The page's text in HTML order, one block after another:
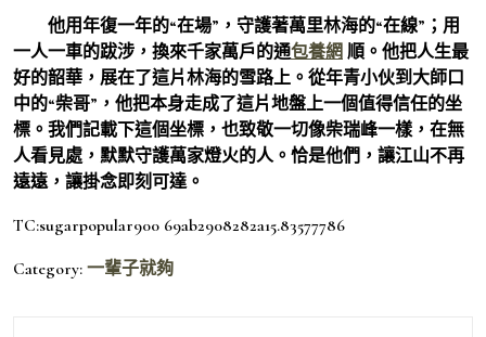
他用年復一年的“在場”，守護著萬里林海的“在線”；用
一人一車的跋涉，換來千家萬戶的通包養網 順。他把人生最
好的韶華，展在了這片林海的雪路上。從年青小伙到大師口
中的“柴哥”，他把本身走成了這片地盤上一個值得信任的坐
標。我們記載下這個坐標，也致敬一切像柴瑞峰一樣，在無
人看見處，默默守護萬家燈火的人。恰是他們，讓江山不再
遠遠，讓掛念即刻可達。
TC:sugarpopular900 69ab2908282a15.83577786
Category: 一輩子就夠